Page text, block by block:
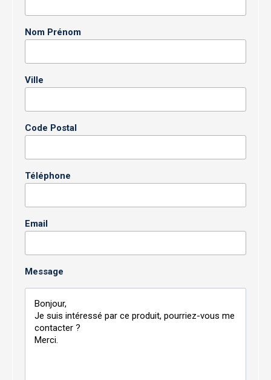
Nom Prénom
Ville
Code Postal
Téléphone
Email
Message